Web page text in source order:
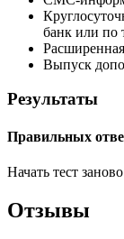
банк или по
Выпуск
Результаты
Правильных
Начать тест заново
Отзывы